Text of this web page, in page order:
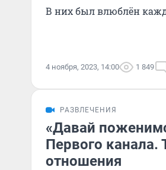
В них был влюблён
4 ноября, 2023, 14:00 1 849
РАЗВЛЕЧЕНИЯ
«Давай
Первого канала.
отношения